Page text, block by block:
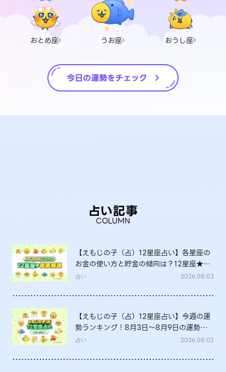
おとめ座 うお座 おうし座
占い記事
COLUMN
【えもじの子（占）12星座占い】各星座の
お金の使い方と貯金の傾向は？12星座★徹
底解説
占い 2026.08.03
【えもじの子（占）12星座占い】今週の運
勢ランキング！8月3日～8月9日の運勢
は？
占い 2026.08.02